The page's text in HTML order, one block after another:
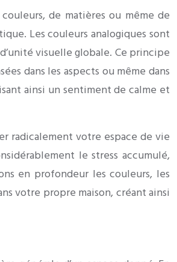
de matières ou même de
Les couleurs analogiques sont
visuelle globale. Ce principe
dans les aspects ou même dans
ainsi un sentiment de calme et
radicalement votre espace de vie
le stress accumulé,
en profondeur les couleurs, les
votre propre maison, créant ainsi